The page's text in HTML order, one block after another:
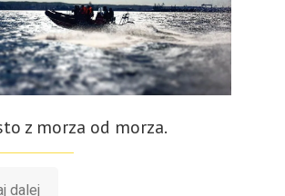
z morza od morza.
dalej